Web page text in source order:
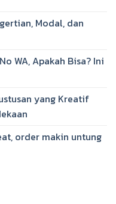
Modal, dan
WA, Apakah Bisa? Ini
yang Kreatif
order makin untung